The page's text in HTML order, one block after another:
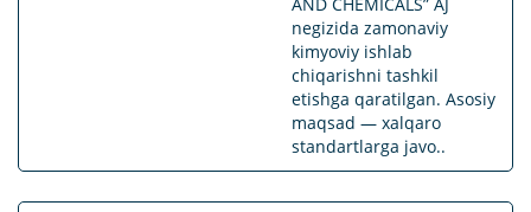
negizida zamonaviy
kimyoviy ishlab
chiqarishni tashkil
etishga qaratilgan. Asosiy
maqsad — xalqaro
standartlarga javo..